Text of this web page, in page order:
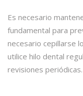
Es necesario
fundamental para
necesario cepillarse
utilice hilo dental
revisiones periódicas.